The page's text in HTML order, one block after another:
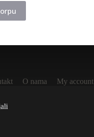
rsd.
rsd.
O nama
My account